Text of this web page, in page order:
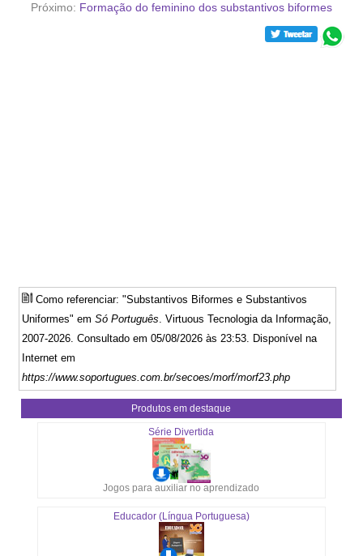
Próximo: Formação do feminino dos substantivos biformes
Como referenciar: "Substantivos Biformes e Substantivos
Uniformes" emSó Português. Virtuous Tecnologia da Informação,
2007-2026. Consultado em 05/08/2026 às 23:53. Disponível na
Internet em
https://www.soportugues.com.br/secoes/morf/morf23.php
Produtos em destaque
Série Divertida
Jogos para auxiliar no aprendizado
Educador (Língua Portuguesa)